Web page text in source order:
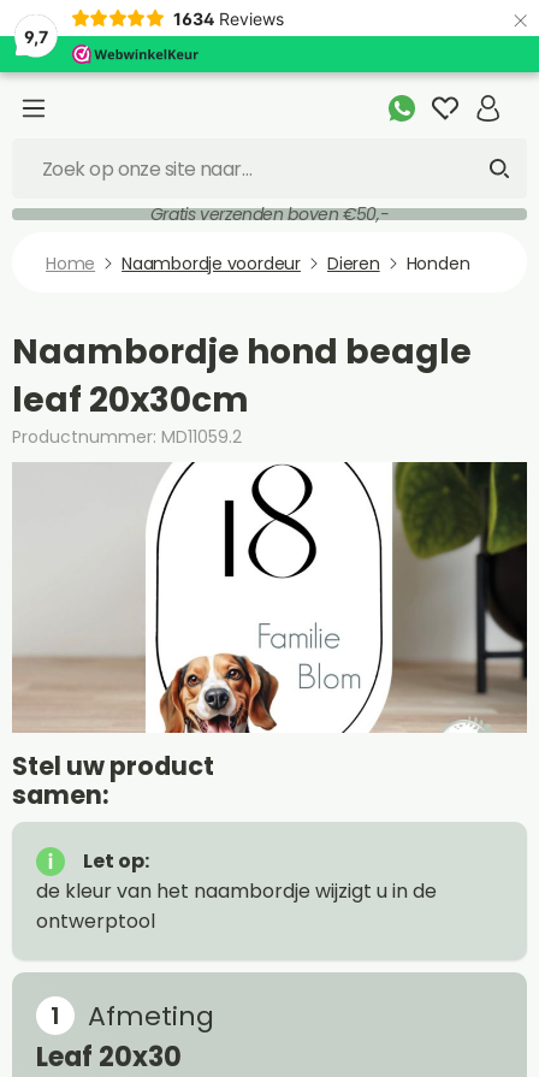
9,7
1634 Reviews ×
Gratis verzenden boven €50,-
Home Naambordje voordeur Dieren Honden
Naambordje hond beagle
leaf 20x30cm
Productnummer: MD11059.2
Stel uw product
samen:
Let op:
de kleur van het naambordje wijzigt u in de
ontwerptool
Afmeting
Leaf 20x30